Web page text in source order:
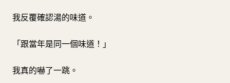
我反覆確認湯的味道。
「跟當年是同一個味道！」
我真的嚇了一跳。